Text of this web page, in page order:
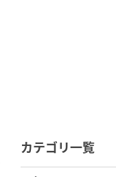
カテゴリ一覧